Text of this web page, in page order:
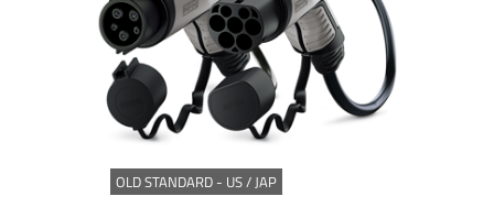
OLD STANDARD - US / JAP